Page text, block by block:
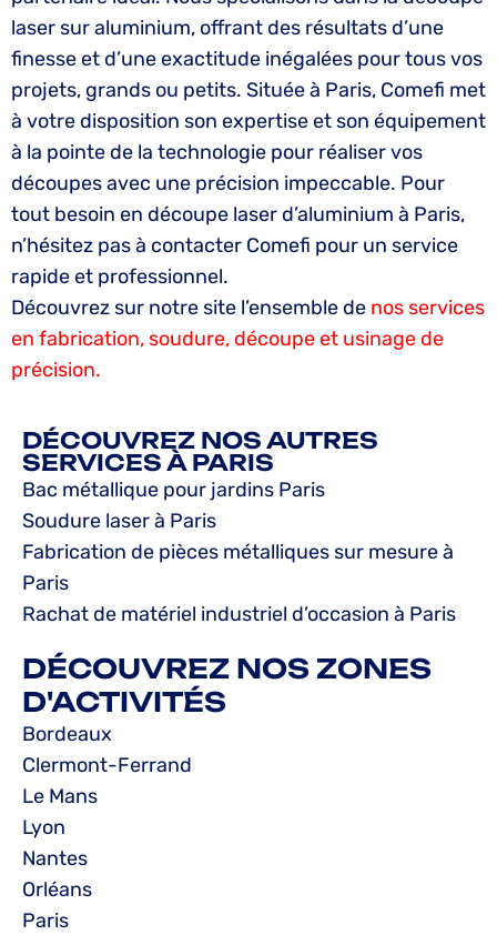
laser sur aluminium, offrant des résultats d’une
finesse et d’une exactitude inégalées pour tous vos
projets, grands ou petits. Située à Paris, Comefi met
à votre disposition son expertise et son équipement
à la pointe de la technologie pour réaliser vos
découpes avec une précision impeccable. Pour
tout besoin en découpe laser d’aluminium à Paris,
n’hésitez pas à contacter Comefi pour un service
rapide et professionnel.
Découvrez sur notre site l’ensemble de nos services
en fabrication, soudure, découpe et usinage de
précision.
DÉCOUVREZ NOS AUTRES
SERVICES À PARIS
Bac métallique pour jardins Paris
Soudure laser à Paris
Fabrication de pièces métalliques sur mesure à
Paris
Rachat de matériel industriel d’occasion à Paris
DÉCOUVREZ NOS ZONES
D'ACTIVITÉS
Bordeaux
Clermont-Ferrand
Le Mans
Lyon
Nantes
Orléans
Paris